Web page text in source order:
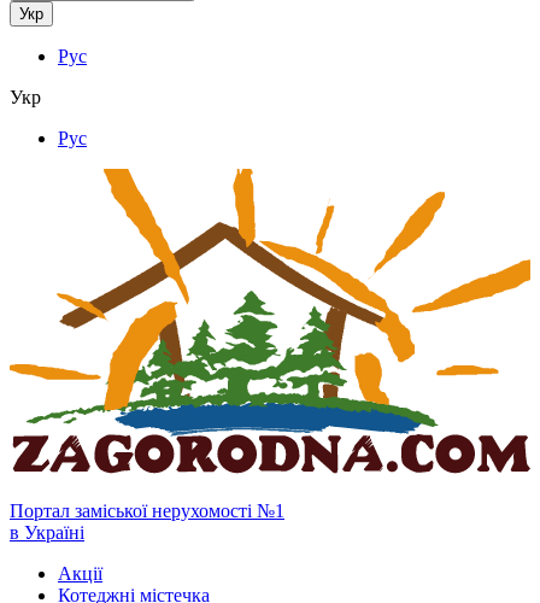
Укр
Рус
Укр
Рус
Портал заміської нерухомості №1
в Україні
Акції
Котеджні містечка